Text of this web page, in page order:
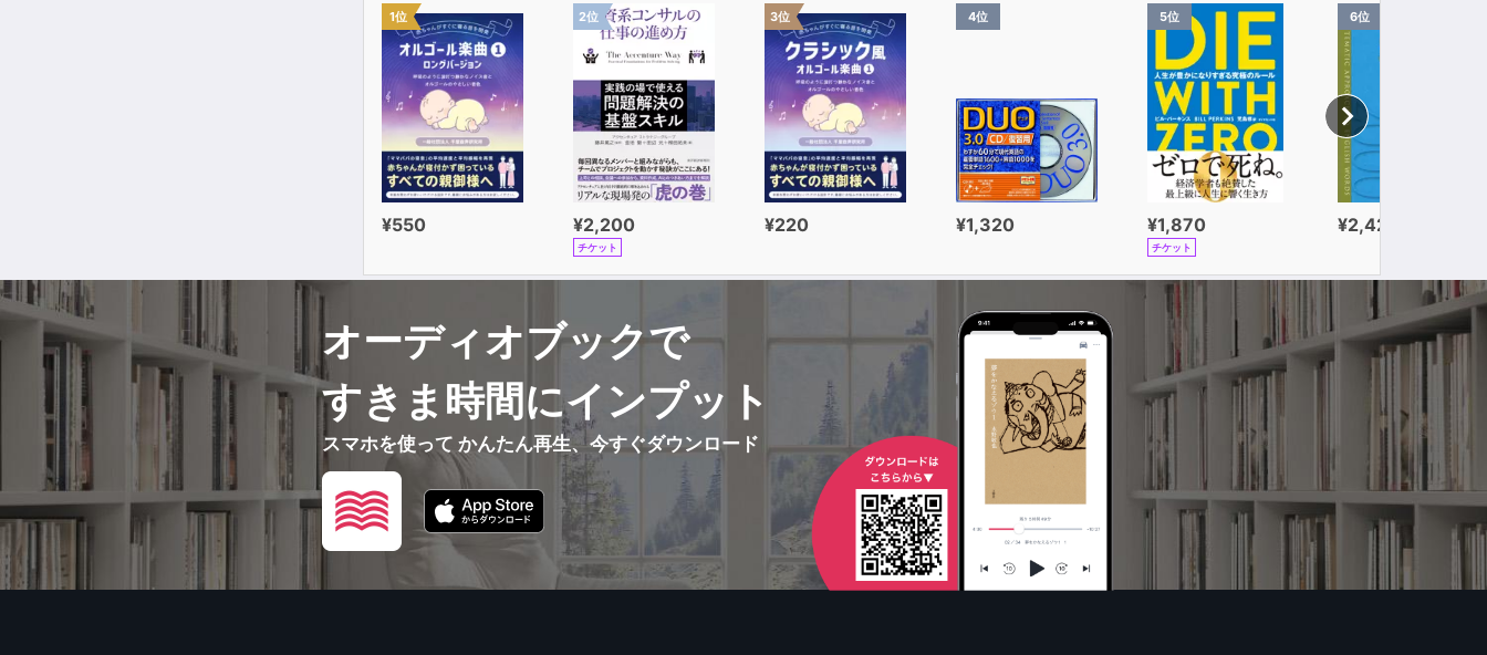
1位
¥550
2位
¥2,200
チケット
3位
¥220
4位
¥1,320
5位
¥1,870
チケット
6位
¥2,420
オーディオブックで
すきま時間にインプット
スマホを使って かんたん再生、今すぐダウンロード